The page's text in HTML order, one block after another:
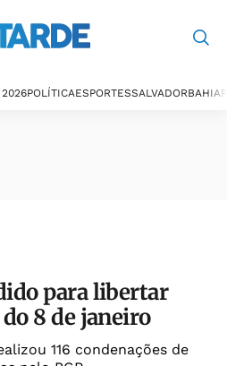
2026POLÍTICAESPORTESSALVADORBAHIA
para libertar
8 de janeiro
116 condenações de